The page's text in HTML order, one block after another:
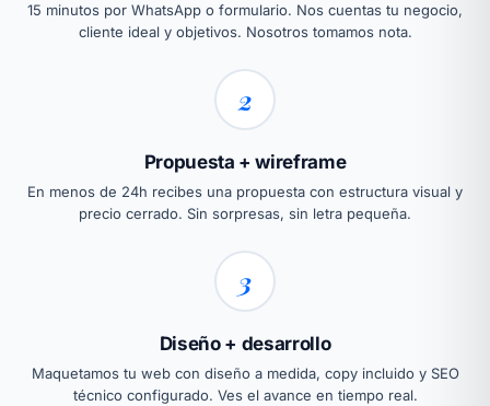
15 minutos por WhatsApp o formulario. Nos cuentas tu negocio,
cliente ideal y objetivos. Nosotros tomamos nota.
2
Propuesta + wireframe
En menos de 24h recibes una propuesta con estructura visual y
precio cerrado. Sin sorpresas, sin letra pequeña.
3
Diseño + desarrollo
Maquetamos tu web con diseño a medida, copy incluido y SEO
técnico configurado. Ves el avance en tiempo real.